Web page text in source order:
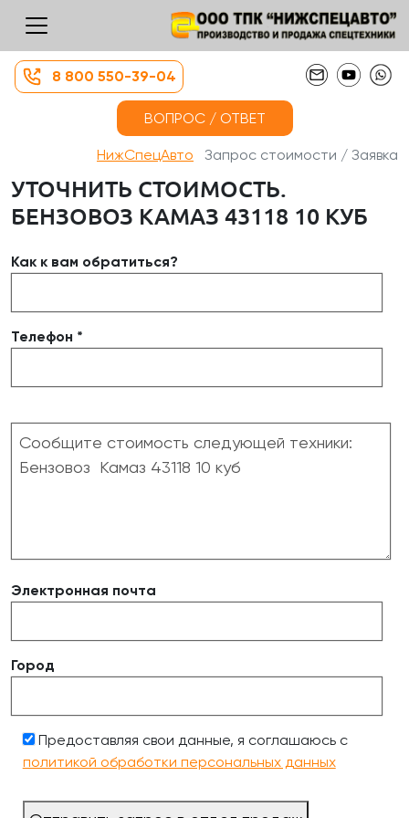
8 800 550-39-04
ВОПРОС / ОТВЕТ
НижСпецАвто Запрос стоимости / Заявка
УТОЧНИТЬ СТОИМОСТЬ.
БЕНЗОВОЗ КАМАЗ 43118 10 КУБ
Как к вам обратиться?
Телефон *
Электронная почта
Город
Предоставляя свои данные, я соглашаюсь с
политикой обработки персональных данных